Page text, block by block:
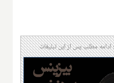
مطلب پس از این تبلیغات